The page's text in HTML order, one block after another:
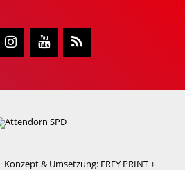
· Konzept & Umsetzung: FREY PRINT +